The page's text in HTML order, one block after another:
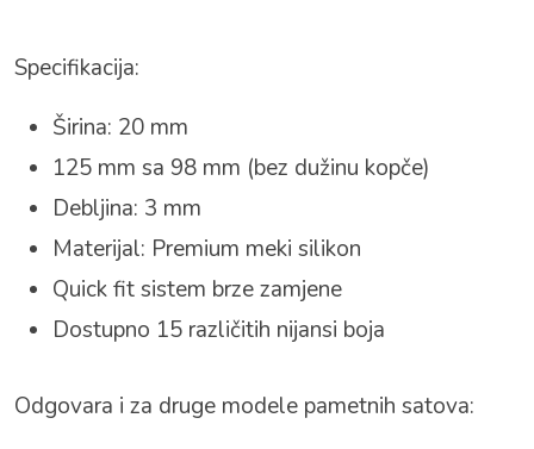
Specifikacija:
Širina: 20 mm
125 mm sa 98 mm (bez dužinu kopče)
Debljina: 3 mm
Materijal: Premium meki silikon
Quick fit sistem brze zamjene
Dostupno 15 različitih nijansi boja
Odgovara i za druge modele pametnih satova: